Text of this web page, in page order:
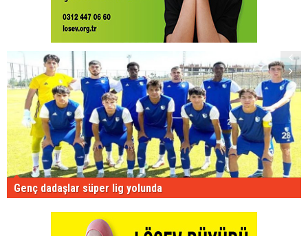
Genç dadaşlar süper lig yolunda